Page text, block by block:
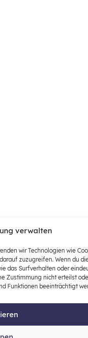
verwalten
wir Technologien wie
zuzugreifen. Wenn du
das Surfverhalten oder
Zustimmung nicht erteilst
Funktionen beeinträchtigt